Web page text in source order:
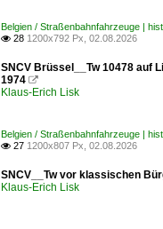
Belgien / Straßenbahnfahrzeuge |
 28 1200x792 Px, 02.08.2026
SNCV Brüssel__Tw 10478 auf
1974 
Klaus-Erich Lisk
Belgien / Straßenbahnfahrzeuge |
 27 1200x807 Px, 02.08.2026
SNCV__Tw vor klassischen
Klaus-Erich Lisk